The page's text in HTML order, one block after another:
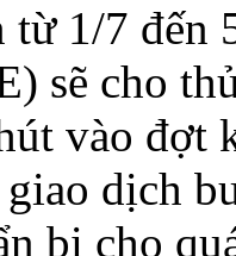
1/7 đến
sẽ cho
vào đợt
dịch
bị cho